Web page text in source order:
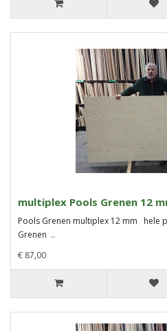
multiplex Pools Grenen 12
Pools Grenen multiplex 12 mm hele
Grenen ..
€ 87,00